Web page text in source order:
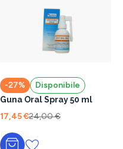
-27% Disponibile
Guna Oral Spray 50 ml
17,45 €24,00 €